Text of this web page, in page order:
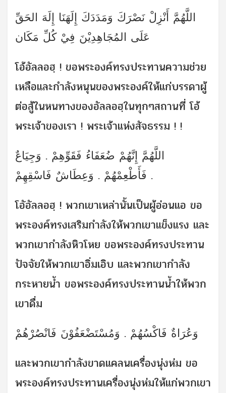
اللَّهُمَّ أَنْزِلْ نَصْرَكَ وَمَدَدَكَ إِلَهَنَا إِلَهَ الحَقِّ
عَلَى المُجَاهِدِيْنَ فِيْ كُلِّ مَكَان
โอ้อัลลอฮฺ ! ขอพระองค์ทรงประทานความช่วย
เหลือและกำลังหนุนของพระองค์ให้แก่บรรดาผู้
ต่อสู้ในหนทางของอัลลอฮฺในทุกๆสถานที่ โอ้
พระเจ้าของเรา ! พระเจ้าแห่งสัจธรรม ! !
اللَّهُمَّ إِنَّهُمْ ضُعَفَاءُ فَقَوِّهِمْ . وَجِيَاعٌ
فَأَطْعِمْهُمْ . وَعِطَاشٌ فَاسْقِهِمْ .
โอัอัลลอฮฺ ! พวกเขาเหล่านั้นเป็นผู้อ่อนแอ ขอ
พระองค์ทรงเสริมกำลังให้พวกเขาแข็งแรง และ
พวกเขากำลังหิวโหย ขอพระองค์ทรงประทาน
ปัจจัยให้พวกเขาอิ่มเอิบ และพวกเขากำลัง
กระหายน้ำ ขอพระองค์ทรงประทานน้ำให้พวก
เขาดื่ม
وَعُرَاةٌ فَاكْسُهُمْ . وَمُسْتَضْعَفُوْنَ فَانْصُرْهُمْ
และพวกเขากำลังขาดแคลนเครื่องนุ่งห่ม ขอ
พระองค์ทรงประทานเครื่องนุ่งห่มให้แก่พวกเขา